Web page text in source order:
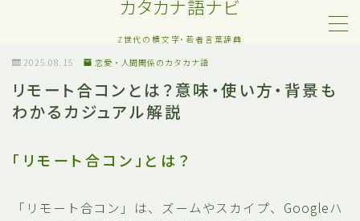
カタカナ語ナビ
Z世代の横文字・若者言葉辞典
MENU
Z世代・若者カタカナ語
ネット・SNS用語
2025.08.15 恋愛・人間関係のカタカナ語
リモート合コンとは？意味・使い方・背景も
わかるカジュアル解説
「リモート合コン」とは？
「リモート合コン」は、ズームやスカイプ、Googleハ